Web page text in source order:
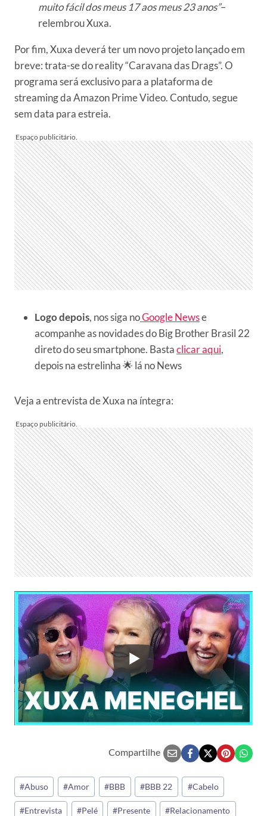
muito fácil dos meus 17 aos meus 23 anos”–
relembrou Xuxa.
Por fim, Xuxa deverá ter um novo projeto lançado em
breve: trata-se do reality “Caravana das Drags”. O
programa será exclusivo para a plataforma de
streaming da Amazon Prime Video. Contudo, segue
sem data para estreia.
Logo depois, nos siga noGoogle Newse
acompanhe as novidades do Big Brother Brasil 22
direto do seu smartphone. Bastaclicar aqui,
depois na estrelinha 🌟 lá no News
Veja a entrevista de Xuxa na íntegra:
Compartilhe
Tags
do
Post:
#Abuso #Amor #BBB #BBB 22 #Cabelo
#Entrevista #Pelé #Presente #Relacionamento